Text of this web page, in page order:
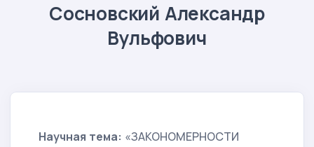
Сосновский Александр
Вульфович
Научная тема: «ЗАКОНОМЕРНОСТИ